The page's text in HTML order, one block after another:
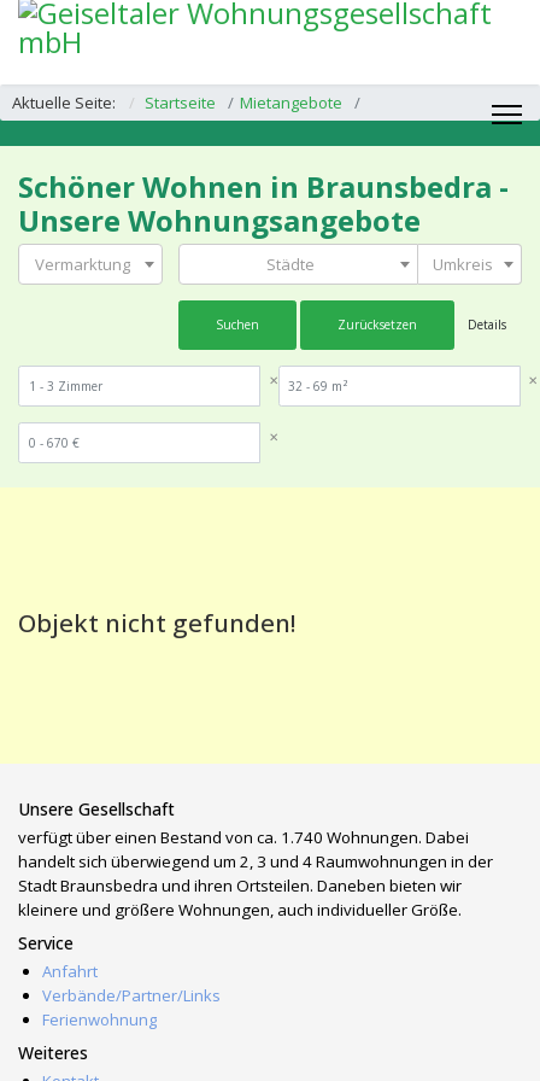
Aktuelle Seite: Startseite Mietangebote
Schöner Wohnen in Braunsbedra -
Unsere Wohnungsangebote
Vermarktung Städte Umkreis
Suchen Zurücksetzen Details
✕ ✕
✕
Objekt nicht gefunden!
Unsere Gesellschaft
verfügt über einen Bestand von ca. 1.740 Wohnungen. Dabei
handelt sich überwiegend um 2, 3 und 4 Raumwohnungen in der
Stadt Braunsbedra und ihren Ortsteilen. Daneben bieten wir
kleinere und größere Wohnungen, auch individueller Größe.
Service
Anfahrt
Verbände/Partner/Links
Ferienwohnung
Weiteres